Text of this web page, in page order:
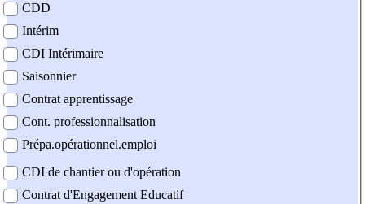
CDD
Intérim
CDI Intérimaire
Saisonnier
Contrat apprentissage
Cont. professionnalisation
Prépa.opérationnel.emploi
CDI de chantier ou d'opération
Contrat d'Engagement Educatif